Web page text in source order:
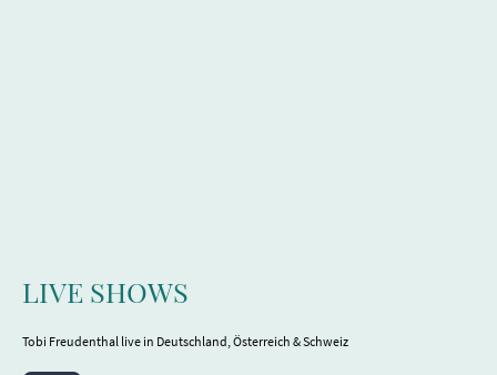
LIVE SHOWS
Tobi Freudenthal live in Deutschland, Österreich & Schweiz